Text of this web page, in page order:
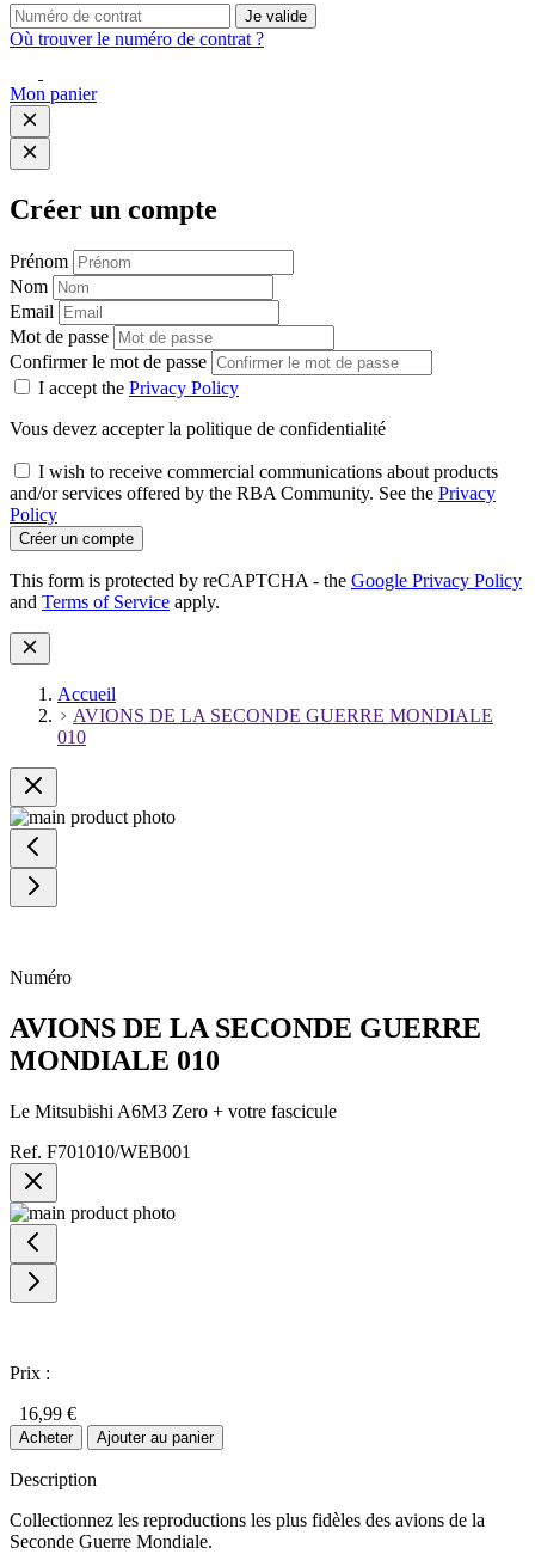
Je valide
Où trouver le numéro de contrat ?
Mon panier
Créer un compte
Prénom
Nom
Email
Mot de passe
Confirmer le mot de passe
I accept the Privacy Policy
Vous devez accepter la politique de confidentialité
I wish to receive commercial communications about products
and/or services offered by the RBA Community. See the Privacy
Policy
Créer un compte
This form is protected by reCAPTCHA - the Google Privacy Policy
and Terms of Service apply.
Accueil
AVIONS DE LA SECONDE GUERRE MONDIALE
010
Numéro
AVIONS DE LA SECONDE GUERRE
MONDIALE 010
Le Mitsubishi A6M3 Zero + votre fascicule
Ref. F701010/WEB001
Prix :
16,99 €
Acheter Ajouter au panier
Description
Collectionnez les reproductions les plus fidèles des avions de la
Seconde Guerre Mondiale.